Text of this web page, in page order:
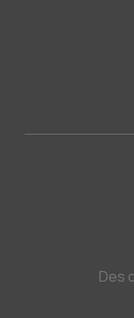
Des